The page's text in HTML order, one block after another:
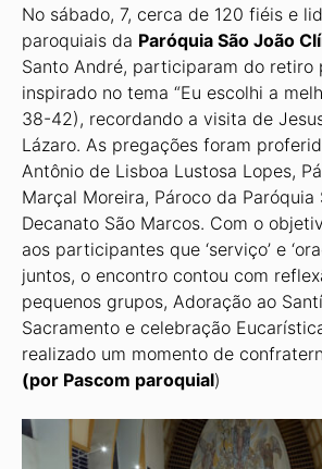
No sábado, 7, cerca de 120 fiéis e
paroquiais da Paróquia São João
Santo André, participaram do retiro
inspirado no tema “Eu escolhi a
38-42), recordando a visita de
Lázaro. As pregações foram
Antônio de Lisboa Lustosa Lopes,
Marçal Moreira, Pároco da Paróquia
Decanato São Marcos. Com o
aos participantes que ‘serviço’ e
juntos, o encontro contou com
pequenos grupos, Adoração ao
Sacramento e celebração
realizado um momento de
(por Pascom paroquial)